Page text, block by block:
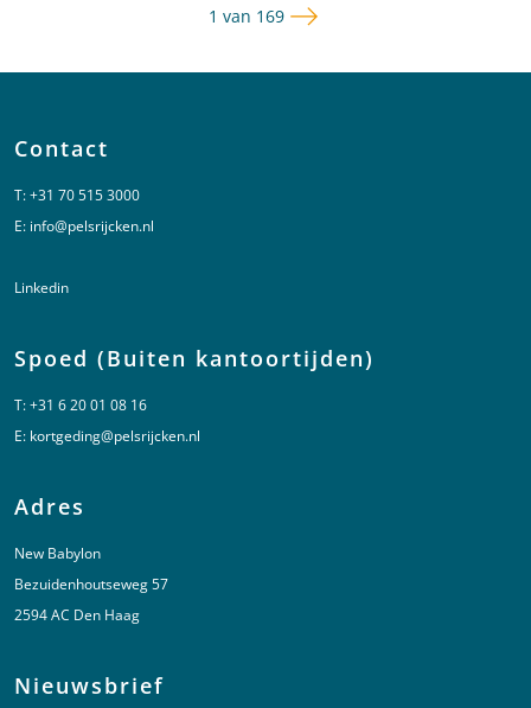
Pagina
1 van 169 Volgende pagina
Contact
T:+31 70 515 3000
E: info@pelsrijcken.nl
Linkedin
Spoed (Buiten kantoortijden)
T:+31 6 20 01 08 16
E: kortgeding@pelsrijcken.nl
Adres
New Babylon
Bezuidenhoutseweg 57
2594 AC Den Haag
Nieuwsbrief